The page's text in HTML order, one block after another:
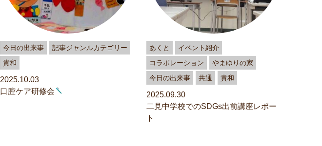
今日の出来事
記事ジャンルカテゴリー
貴和
2025.10.03
口腔ケア研修会
あくと
イベント紹介
コラボレーション
やまゆりの家
今日の出来事
共通 貴和
2025.09.30
二見中学校でのSDGs出前講座レポー
ト